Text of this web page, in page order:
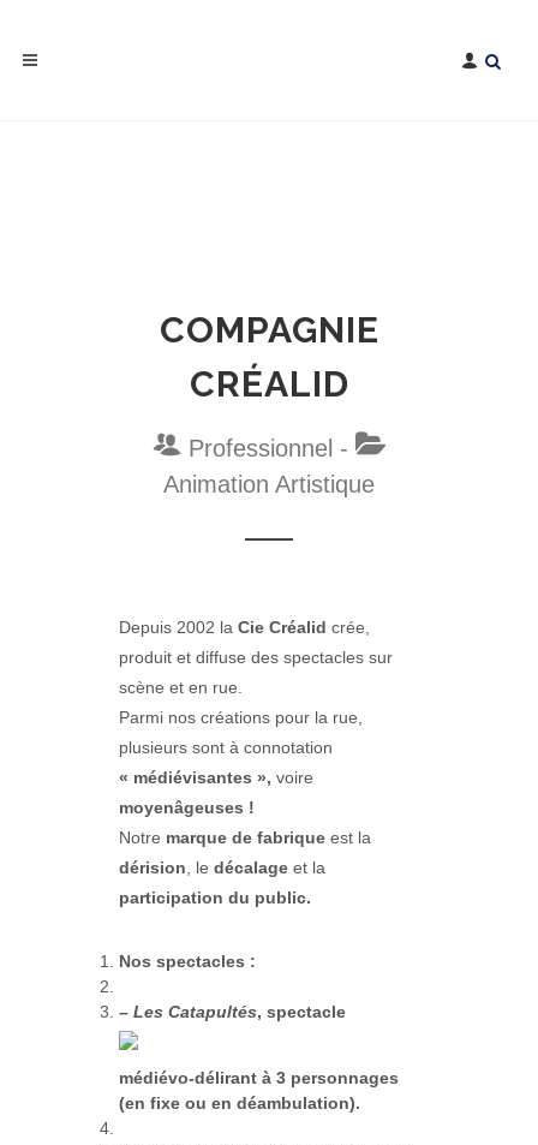
COMPAGNIE
CRÉALID
Professionnel -
Animation Artistique
Depuis 2002 la Cie Créalid crée,
produit et diffuse des spectacles sur
scène et en rue.
Parmi nos créations pour la rue,
plusieurs sont à connotation
« médiévisantes », voire
moyenâgeuses !
Notre marque de fabrique est la
dérision , le décalage et la
participation du public.
Nos spectacles :
– Les Catapultés, spectacle
médiévo-délirant à 3 personnages
(en fixe ou en déambulation).